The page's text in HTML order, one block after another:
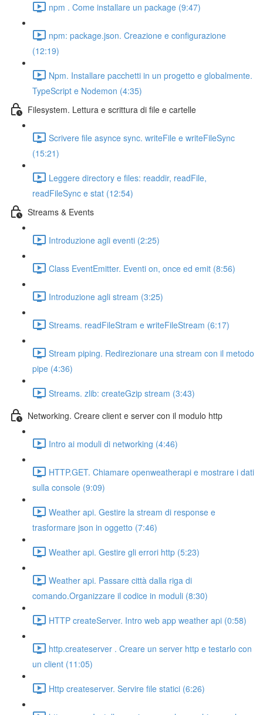
npm . Come installare un package (9:47)
npm: package.json. Creazione e configurazione
(12:19)
Npm. Installare pacchetti in un progetto e globalmente.
TypeScript e Nodemon (4:35)
Filesystem. Lettura e scrittura di file e cartelle
Scrivere file asynce sync. writeFile e writeFileSync
(15:21)
Leggere directory e files: readdir, readFile,
readFileSync e stat (12:54)
Streams & Events
Introduzione agli eventi (2:25)
Class EventEmitter. Eventi on, once ed emit (8:56)
Introduzione agli stream (3:25)
Streams. readFileStram e writeFileStream (6:17)
Stream piping. Redirezionare una stream con il metodo
pipe (4:36)
Streams. zlib: createGzip stream (3:43)
Networking. Creare client e server con il modulo http
Intro ai moduli di networking (4:46)
HTTP.GET. Chiamare openweatherapi e mostrare i dati
sulla console (9:09)
Weather api. Gestire la stream di response e
trasformare json in oggetto (7:46)
Weather api. Gestire gli errori http (5:23)
Weather api. Passare città dalla riga di
comando.Organizzare il codice in moduli (8:30)
HTTP createServer. Intro web app weather api (0:58)
http.createserver . Creare un server http e testarlo con
un client (11:05)
Http createserver. Servire file statici (6:26)